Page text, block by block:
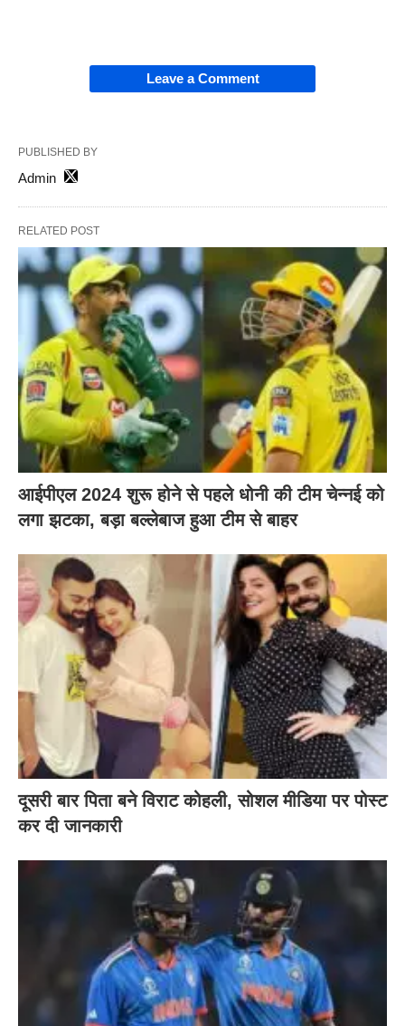
Leave a Comment
PUBLISHED BY
Admin
RELATED POST
आईपीएल 2024 शुरू होने से पहले धोनी की टीम चेन्नई को
लगा झटका, बड़ा बल्लेबाज हुआ टीम से बाहर
दूसरी बार‌ पिता बने विराट कोहली, सोशल मीडिया पर पोस्ट
कर दी‌ जानकारी